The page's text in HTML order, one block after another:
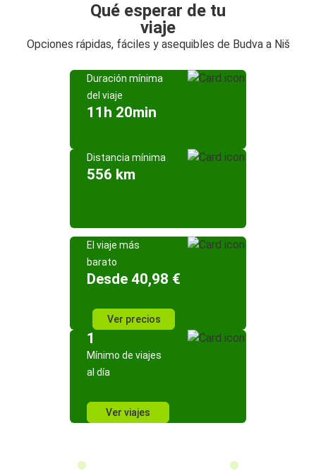
Qué esperar de tu
viaje
Opciones rápidas, fáciles y asequibles de Budva a Niš
Duración mínima
del viaje
11h 20min
Distancia mínima
556 km
El viaje más
barato
Desde 40,98 €
Ver precios
1
Mínimo de viajes
al día
Ver viajes